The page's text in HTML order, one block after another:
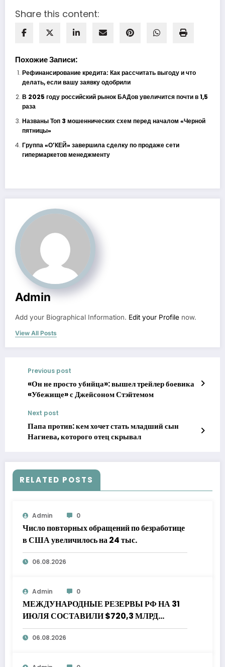
Share this content:
Похожие Записи:
Рефинансирование кредита: Как рассчитать выгоду и что
делать, если вашу заявку одобрили
В 2025 году российский рынок БАДов увеличится почти в 1,5
раза
Названы Топ 3 мошеннических схем перед началом «Черной
пятницы»
Группа «О’КЕЙ» завершила сделку по продаже сети
гипермаркетов менеджменту
Admin
Add your Biographical Information. Edit your Profile now.
View All Posts
Previous post
«Он не просто убийца»: вышел трейлер боевика
«Убежище» с Джейсоном Стэйтемом
Next post
Папа против: кем хочет стать младший сын
Нагиева, которого отец скрывал
RELATED POSTS
Admin 0
Число повторных обращений по безработице
в США увеличилось на 24 тыс.
06.08.2026
Admin 0
МЕЖДУНАРОДНЫЕ РЕЗЕРВЫ РФ НА 31
ИЮЛЯ СОСТАВИЛИ $720,3 МЛРД
ПРОТИВ $732,1 МЛРД НА 24 ИЮЛЯ — ЦБ
06.08.2026